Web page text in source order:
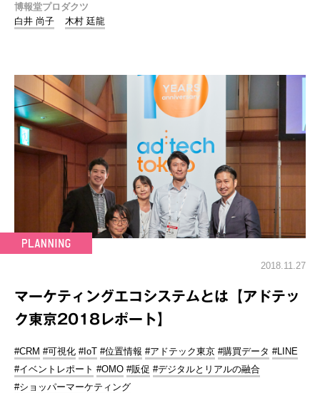
博報堂プロダクツ
白井 尚子
木村 廷龍
2018.11.27
マーケティングエコシステムとは【アドテッ
ク東京2018レポート】
#CRM #可視化 #IoT #位置情報 #アドテック東京 #購買データ #LINE
#イベントレポート #OMO #販促 #デジタルとリアルの融合
#ショッパーマーケティング